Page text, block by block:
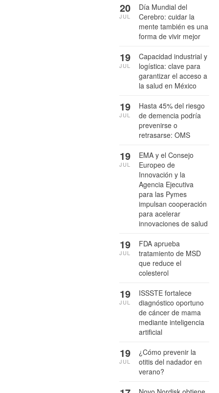
Día Mundial del
Cerebro: cuidar la
mente también es una
forma de vivir mejor
20
JUL
Capacidad industrial y
logística: clave para
garantizar el acceso a
la salud en México
19
JUL
Hasta 45% del riesgo
de demencia podría
prevenirse o
retrasarse: OMS
19
JUL
EMA y el Consejo
Europeo de
Innovación y la
Agencia Ejecutiva
para las Pymes
impulsan cooperación
para acelerar
innovaciones de salud
19
JUL
FDA aprueba
tratamiento de MSD
que reduce el
colesterol
19
JUL
ISSSTE fortalece
diagnóstico oportuno
de cáncer de mama
mediante inteligencia
artificial
19
JUL
¿Cómo prevenir la
otitis del nadador en
verano?
19
JUL